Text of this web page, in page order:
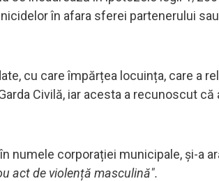
în afara sferei partenerului
cu care împărțea locuința, care a
Civilă, iar acesta a recunoscut că
numele corporației municipale, și-a
act de violență masculină".